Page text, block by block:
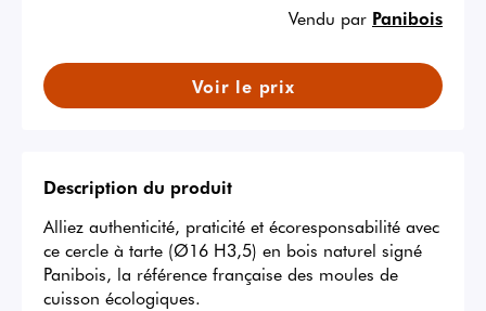
Vendu par Panibois
Voir le prix
Description du produit
Alliez authenticité, praticité et écoresponsabilité avec
ce cercle à tarte (Ø16 H3,5) en bois naturel signé
Panibois, la référence française des moules de
cuisson écologiques.